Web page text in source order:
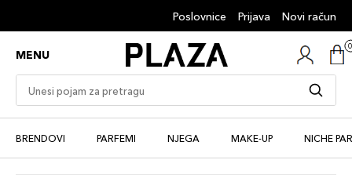
Poslovnice Prijava Novi račun
MENU
BRENDOVI PARFEMI NJEGA MAKE-UP NICHE